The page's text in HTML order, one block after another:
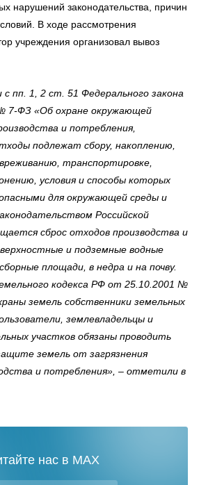
нарушений законодательства, причин
В ходе рассмотрения
учреждения организовал вывоз
пп. 1, 2 ст. 51 Федерального закона
7-ФЗ «Об охране окружающей
и потребления,
подлежат сбору, накоплению,
транспортировке,
условия и способы которых
для окружающей среды и
Российской
сброс отходов производства и
и подземные водные
площади, в недра и на почву.
кодекса РФ от 25.10.2001 №
земель собственники земельных
землевладельцы и
участков обязаны проводить
земель от загрязнения
и потребления», – отметили в
нас в MAX